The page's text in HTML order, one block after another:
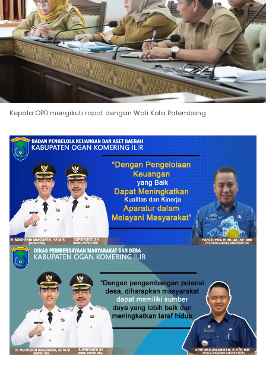
Kepala OPD mengikuti rapat dengan Wali Kota Palembang